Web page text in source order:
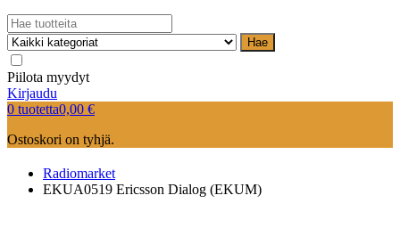
Hae
Piilota myydyt
Kirjaudu
0 tuotetta0,00 €
Ostoskori on tyhjä.
Radiomarket
EKUA0519 Ericsson Dialog (EKUM)